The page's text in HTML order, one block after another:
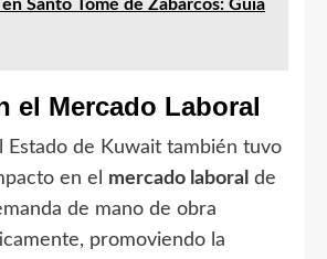
Santo Tomé de Zabarcos: Guía
el Mercado Laboral
Estado de Kuwait también tuvo
en el mercado laboral de
de mano de obra
promoviendo la